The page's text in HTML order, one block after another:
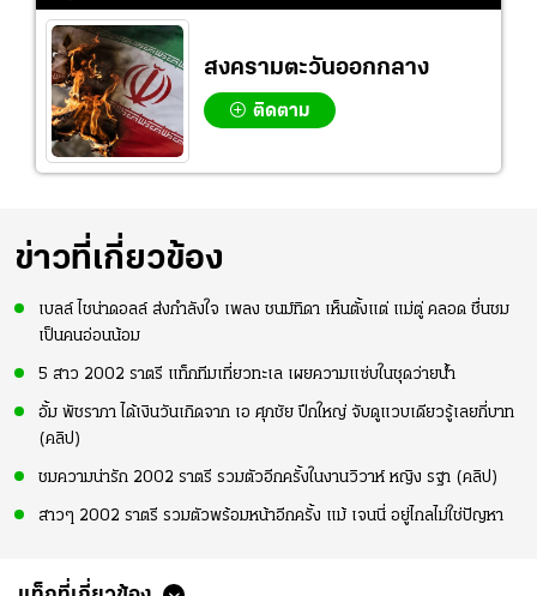
สงครามตะวันออกกลาง
ติดตาม
ข่าวที่เกี่ยวข้อง
เบลล์ ไชน่าดอลล์ ส่งกำลังใจ เพลง ชนม์ทิดา เห็นตั้งแต่ แม่ตู่ คลอด ชื่นชม
เป็นคนอ่อนน้อม
5 สาว 2002 ราตรี แท็กทีมเที่ยวทะเล เผยความแซ่บในชุดว่ายน้ำ
อั้ม พัชราภา ได้เงินวันเกิดจาก เอ ศุภชัย ปึกใหญ่ จับดูแวบเดียวรู้เลยกี่บาท
(คลิป)
ชมความน่ารัก 2002 ราตรี รวมตัวอีกครั้งในงานวิวาห์ หญิง รฐา (คลิป)
สาวๆ 2002 ราตรี รวมตัวพร้อมหน้าอีกครั้ง แม้ เจนนี่ อยู่ไกลไม่ใช่ปัญหา